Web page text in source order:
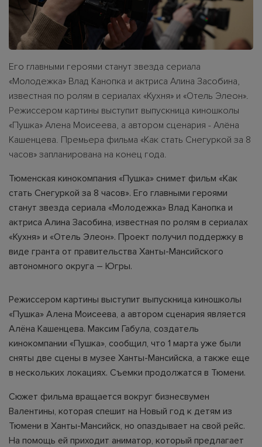
Его главными героями станут звезда сериала
«Молодежка» Влад Канопка и актриса Алина Засобина,
известная по ролям в сериалах «Кухня» и «Отель Элеон».
Режиссером картины выступит выпускница киношколы
«Пушка» Алена Моисеева, а автором сценария - Алёна
Кашенцева. Премьера фильма «Как стать Снегуркой за 8
часов» запланирована на конец года.
Тюменская кинокомпания «Пушка» снимет фильм «Как
стать Снегуркой за 8 часов». Его главными героями
станут звезда сериала «Молодежка» Влад Канопка и
актриса Алина Засобина, известная по ролям в сериалах
«Кухня» и «Отель Элеон». Проект получил поддержку в
виде гранта от правительства Ханты-Мансийского
автономного округа – Югры.
Режиссером картины выступит выпускница киношколы
«Пушка» Алена Моисеева, а автором сценария является
Алёна Кашенцева. Максим Габула, создатель
кинокомпании «Пушка», сообщил, что 1 марта уже были
сняты две сцены в музее Ханты-Мансийска, а также еще
в нескольких локациях. Съемки продолжатся в Тюмени.
Сюжет фильма вращается вокруг бизнесвумен
Валентины, которая спешит на Новый год к детям из
Тюмени в Ханты-Мансийск, но опаздывает на свой рейс.
На помощь ей приходит аниматор, который предлагает